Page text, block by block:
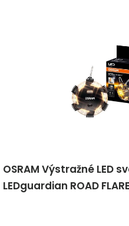
OSRAM Výstražné LED
LEDguardian ROAD FLARE